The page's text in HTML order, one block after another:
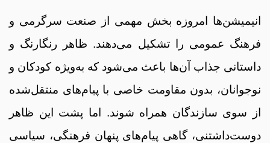
انیمیشن‌ها امروزه بخش مهمی از صنعت سرگرمی و
فرهنگ عمومی را تشکیل می‌دهند. ظاهر رنگارنگ و
داستانی جذاب آن‌ها باعث می‌شود که به‌ویژه کودکان و
نوجوانان، بدون مقاومت خاصی با پیام‌های منتقل‌شده
از سوی سازندگان همراه شوند. اما پشت این ظاهر
دوست‌داشتنی، گاهی پیام‌های پنهان فرهنگی، سیاسی